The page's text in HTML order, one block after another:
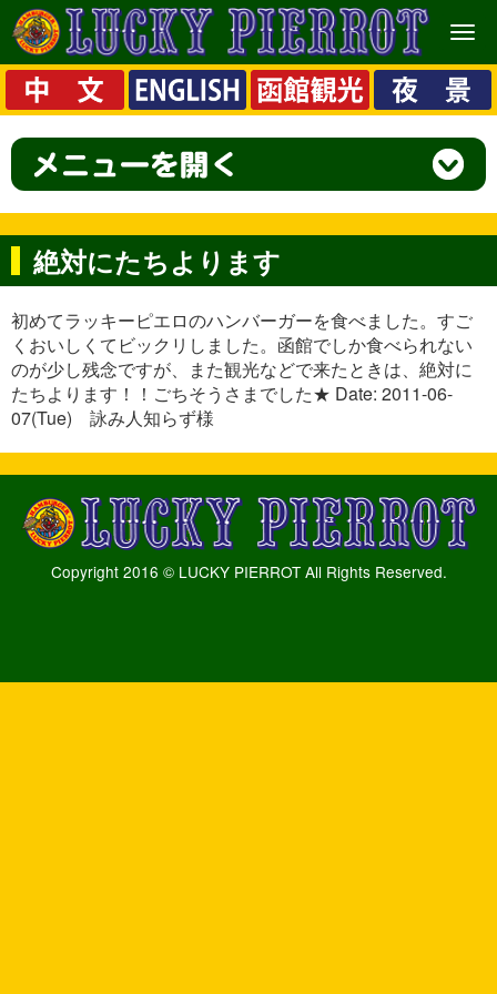
メ
ニ
ュ
ー
絶対にたちよります
初めてラッキーピエロのハンバーガーを食べました。すご
くおいしくてビックリしました。函館でしか食べられない
のが少し残念ですが、また観光などで来たときは、絶対に
たちよります！！ごちそうさまでした★ Date: 2011-06-
07(Tue) 詠み人知らず様
Copyright 2016 © LUCKY PIERROT All Rights Reserved.